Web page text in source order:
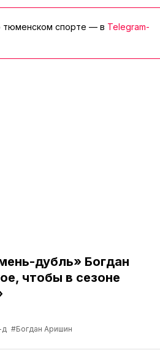
тюменском спорте — в Telegram-
дубль» Богдан
чтобы в сезоне
д #Богдан Аришин